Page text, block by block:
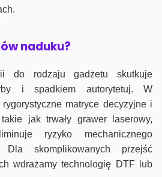
naduku?
do rodzaju gadżetu skutkuje
i spadkiem autorytetuj. W
matryce decyzyjne i
jak trwały grawer laserowy,
ryzyko mechanicznego
Dla skomplikowanych przejść
wdrażamy technologię DTF lub